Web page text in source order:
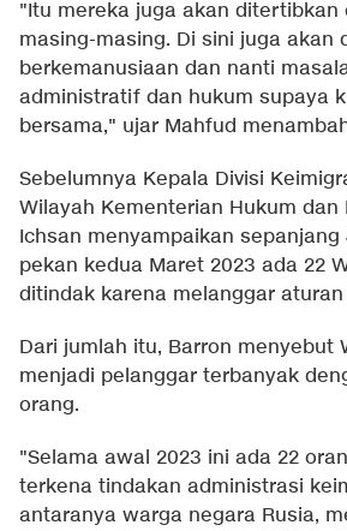
"Itu mereka juga akan ditertibkan
masing-masing. Di sini juga akan
berkemanusiaan dan nanti
administratif dan hukum supaya
bersama," ujar Mahfud
Sebelumnya Kepala Divisi
Wilayah Kementerian Hukum dan
Ichsan menyampaikan sepanjang
pekan kedua Maret 2023 ada 22
ditindak karena melanggar
Dari jumlah itu, Barron menyebut
menjadi pelanggar terbanyak
orang.
"Selama awal 2023 ini ada 22
terkena tindakan administrasi
antaranya warga negara Rusia,